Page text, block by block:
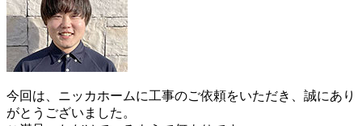
今回は、ニッカホームに工事のご依頼をいただき、誠にあり
がとうございました。